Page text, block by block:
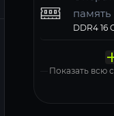
память
Zalman
Windows
Показать всю